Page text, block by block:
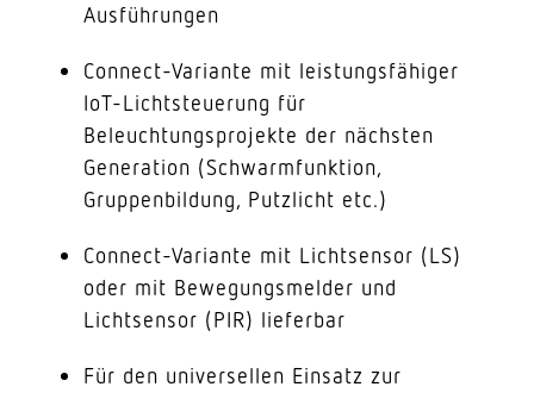
Ausführungen
Connect-Variante mit leistungsfähiger
IoT-Lichtsteuerung für
Beleuchtungsprojekte der nächsten
Generation (Schwarmfunktion,
Gruppenbildung, Putzlicht etc.)
Connect-Variante mit Lichtsensor (LS)
oder mit Bewegungsmelder und
Lichtsensor (PIR) lieferbar
Für den universellen Einsatz zur